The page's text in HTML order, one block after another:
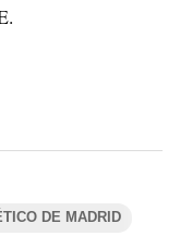
DE MADRID